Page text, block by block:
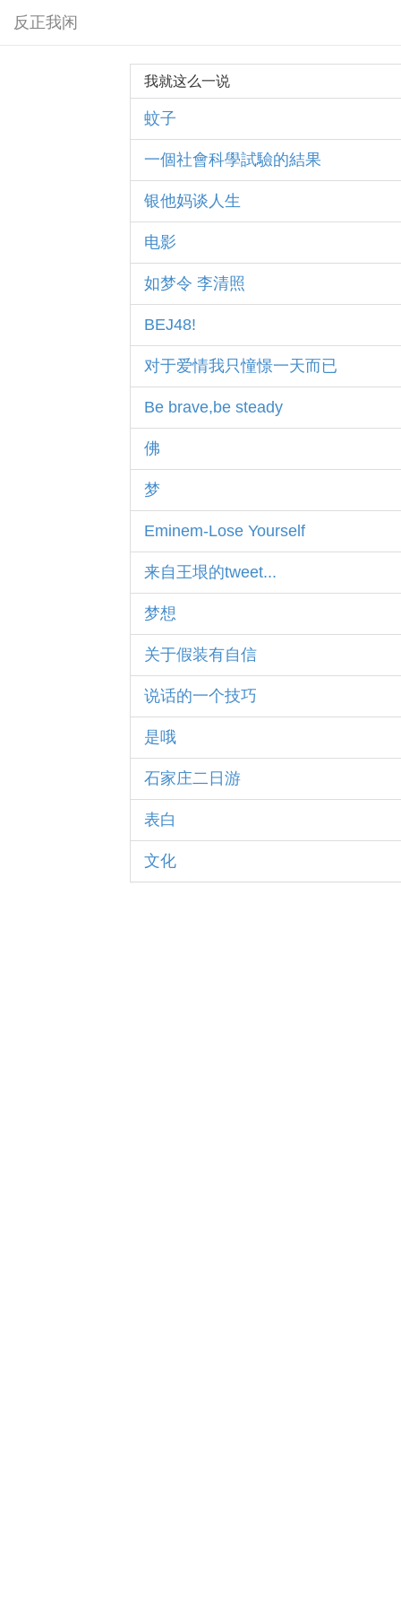
反正我闲
我就这么一说
蚊子
一個社會科學試驗的結果
银他妈谈人生
电影
如梦令 李清照
BEJ48!
对于爱情我只憧憬一天而已
Be brave,be steady
佛
梦
Eminem-Lose Yourself
来自王垠的tweet...
梦想
关于假装有自信
说话的一个技巧
是哦
石家庄二日游
表白
文化